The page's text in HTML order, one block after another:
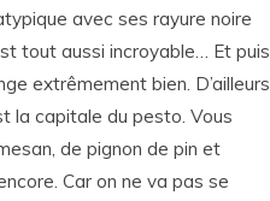
avec ses rayure noire
tout aussi incroyable… Et puis
extrêmement bien. D’ailleurs
la capitale du pesto. Vous
de pignon de pin et
Car on ne va pas se